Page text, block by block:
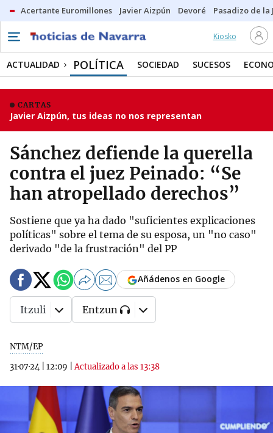
Acertante Euromillones Javier Aizpún Devoré Pasadizo de la
Kiosko
ACTUALIDAD POLÍTICA SOCIEDAD SUCESOS
CARTAS
Javier Aizpún, tus ideas no nos representan
Sánchez defiende la querella
contra el juez Peinado: “Se
han atropellado derechos”
Sostiene que ya ha dado "suficientes explicaciones
políticas" sobre el tema de su esposa, un "no caso"
derivado "de la frustración" del PP
NTM/EP
31·07·24
12:09 |Actualizado a las 13:38
Añádenos en Google
Itzuli Entzun